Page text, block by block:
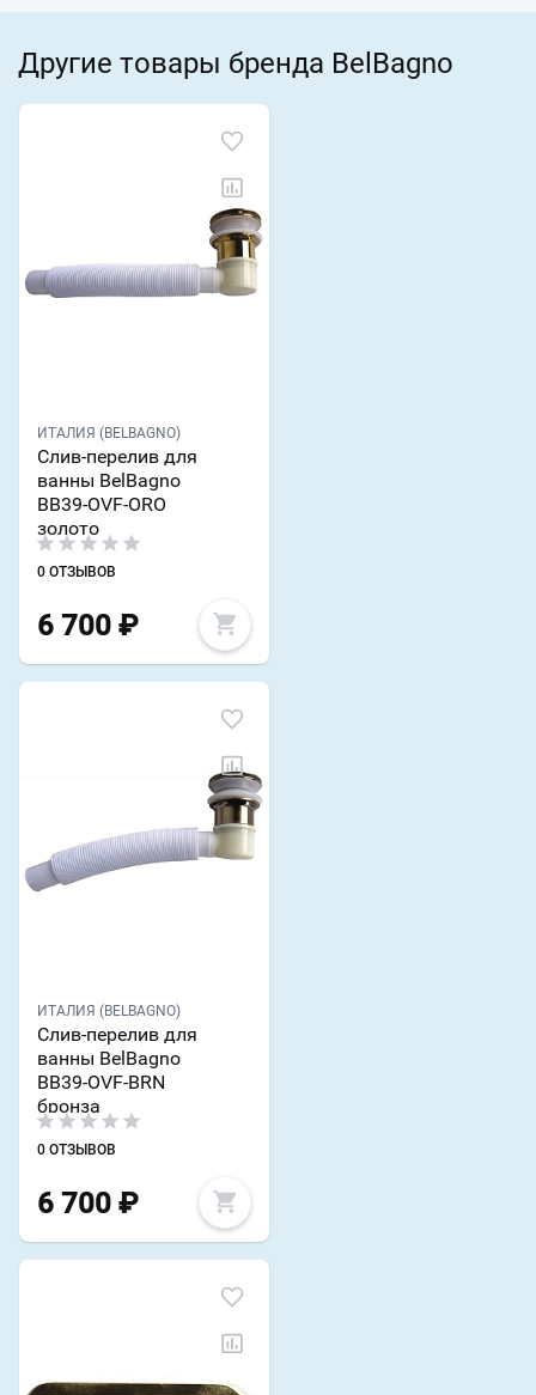
Другие товары бренда BelBagno
ИТАЛИЯ (BELBAGNO)
Слив-перелив для
ванны BelBagno
BB39-OVF-ORO
золото
0 ОТЗЫВОВ
6 700 ₽
ИТАЛИЯ (BELBAGNO)
Слив-перелив для
ванны BelBagno
BB39-OVF-BRN
бронза
0 ОТЗЫВОВ
6 700 ₽